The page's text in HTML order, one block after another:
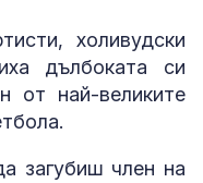
холивудски
дълбоката си
от най-великите
загубиш член на